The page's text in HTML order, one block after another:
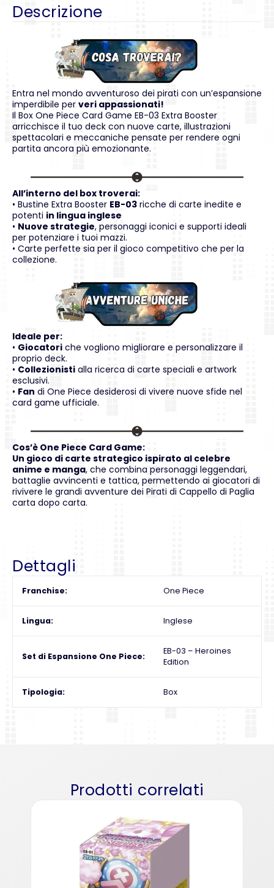
Descrizione
Entra nel mondo avventuroso dei pirati con un’espansione
imperdibile per veri appassionati!
Il Box One Piece Card Game EB-03 Extra Booster
arricchisce il tuo deck con nuove carte, illustrazioni
spettacolari e meccaniche pensate per rendere ogni
partita ancora più emozionante.
All’interno del box troverai:
• Bustine Extra Booster EB-03 ricche di carte inedite e
potenti in lingua inglese
• Nuove strategie, personaggi iconici e supporti ideali
per potenziare i tuoi mazzi.
• Carte perfette sia per il gioco competitivo che per la
collezione.
Ideale per:
• Giocatori che vogliono migliorare e personalizzare il
proprio deck.
• Collezionisti alla ricerca di carte speciali e artwork
esclusivi.
• Fan di One Piece desiderosi di vivere nuove sfide nel
card game ufficiale.
Cos’è One Piece Card Game:
Un gioco di carte strategico ispirato al celebre
anime e manga, che combina personaggi leggendari,
battaglie avvincenti e tattica, permettendo ai giocatori di
rivivere le grandi avventure dei Pirati di Cappello di Paglia
carta dopo carta.
Dettagli
Franchise One Piece
Lingua Inglese
Set di Espansione One Piece
EB-03 – Heroines
Edition
Tipologia Box
Prodotti correlati